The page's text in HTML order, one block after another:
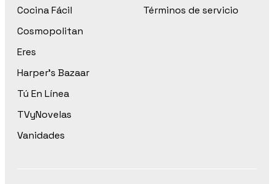
Cocina Fácil
Cosmopolitan
Eres
Harper’s Bazaar
Tú En Línea
TVyNovelas
Vanidades
Términos de servicio